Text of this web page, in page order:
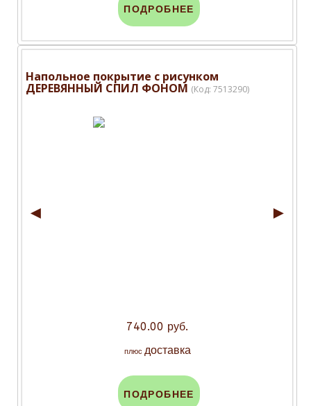
ПОДРОБНЕЕ
Напольное покрытие с рисунком
ДЕРЕВЯННЫЙ СПИЛ ФОНОМ (Код: 7513290)
◄ ►
740.00 руб.
плюс доставка
ПОДРОБНЕЕ